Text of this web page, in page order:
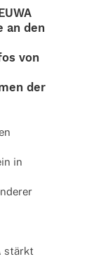
an den
von
der
in
stärkt